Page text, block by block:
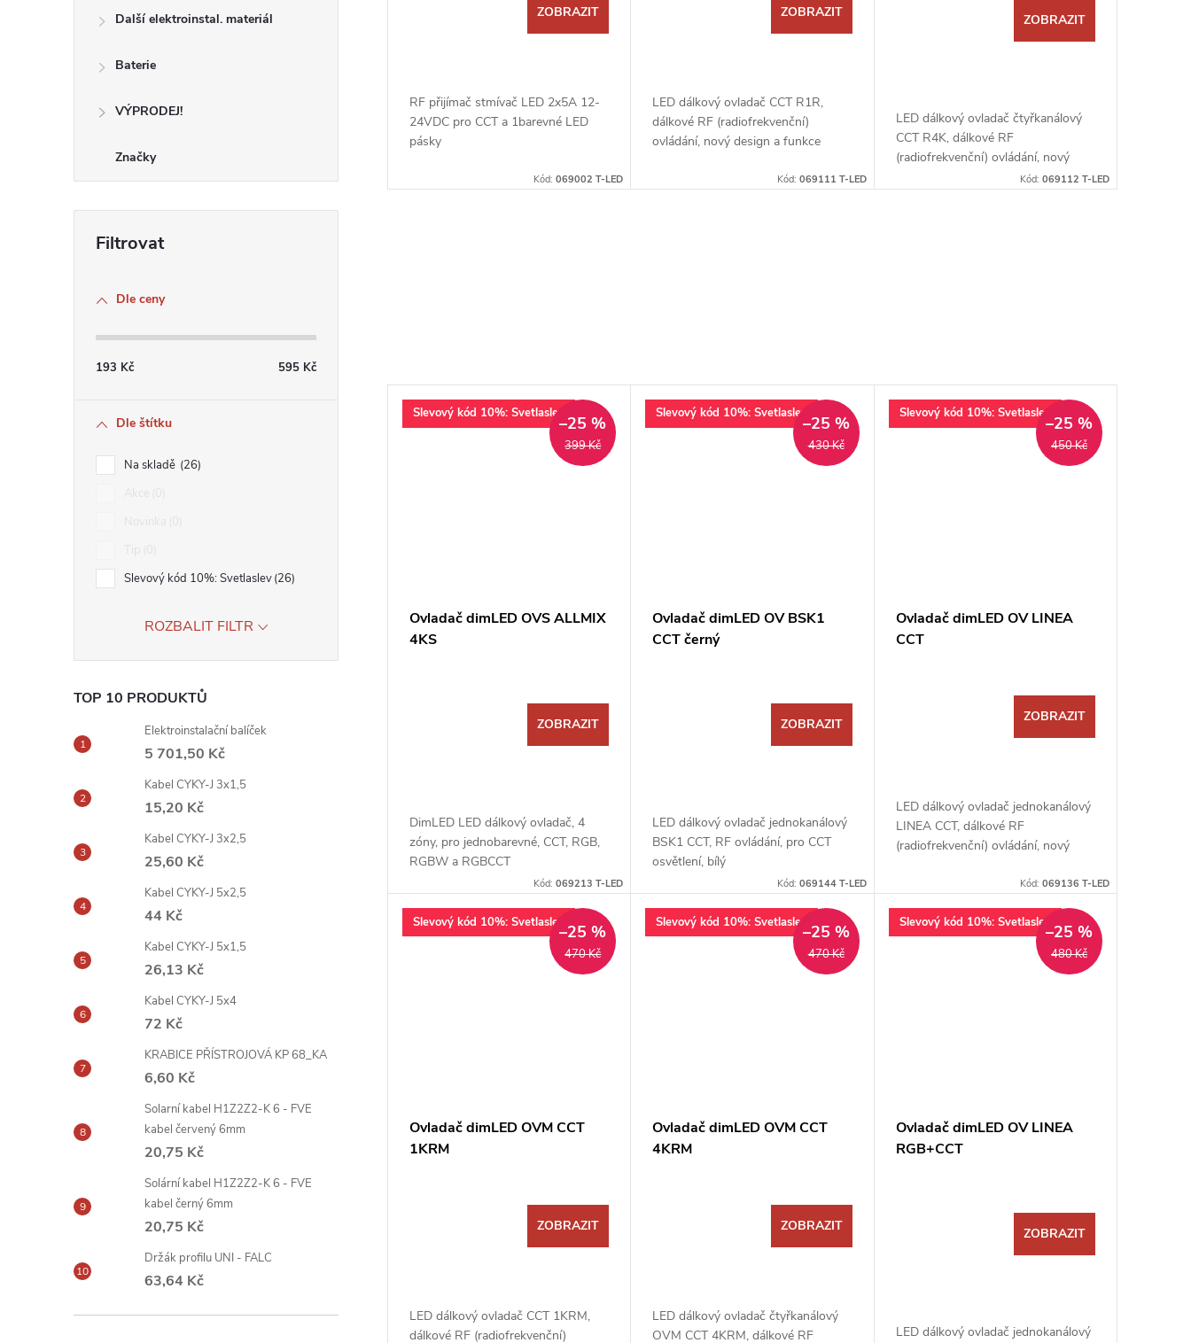
Další elektroinstal. materiál
Baterie
VÝPRODEJ!
Značky
Dle ceny
193 Kč 595 Kč
Dle štítku
Na skladě 26
Slevový kód 10%: Svetlaslev 26
ROZBALIT FILTR
TOP 10 PRODUKTŮ
Elektroinstalační balíček
5 701,50 Kč
Kabel CYKY-J 3x1,5
15,20 Kč
Kabel CYKY-J 3x2,5
25,60 Kč
Kabel CYKY-J 5x2,5
44 Kč
Kabel CYKY-J 5x1,5
26,13 Kč
Kabel CYKY-J 5x4
72 Kč
KRABICE PŘÍSTROJOVÁ KP 68_KA
6,60 Kč
Solarní kabel H1Z2Z2-K 6 - FVE
kabel červený 6mm
20,75 Kč
Solární kabel H1Z2Z2-K 6 - FVE
kabel černý 6mm
20,75 Kč
Držák profilu UNI - FALC
63,64 Kč
ZOBRAZIT
RF přijímač stmívač LED 2x5A 12-
24VDC pro CCT a 1barevné LED
pásky
Kód:069002 T-LED
ZOBRAZIT
LED dálkový ovladač CCT R1R,
dálkové RF (radiofrekvenční)
ovládání, nový design a funkce
Kód: 069111 T-LED
ZOBRAZIT
LED dálkový ovladač čtyřkanálový
CCT R4K, dálkové RF
(radiofrekvenční) ovládání, nový
Kód: 069112 T-LED
Slevový kód 10%: Svetlaslev
399 Kč
–25 %
Ovladač dimLED OVS ALLMIX
4KS
ZOBRAZIT
DimLED LED dálkový ovladač, 4
zóny, pro jednobarevné, CCT, RGB,
RGBW a RGBCCT
Kód:069213 T-LED
Slevový kód 10%: Svetlaslev
430 Kč
–25 %
Ovladač dimLED OV BSK1
CCT černý
ZOBRAZIT
LED dálkový ovladač jednokanálový
BSK1 CCT, RF ovládání, pro CCT
osvětlení, bílý
Kód: 069144 T-LED
Slevový kód 10%: Svetlaslev
450 Kč
–25 %
Ovladač dimLED OV LINEA
CCT
ZOBRAZIT
LED dálkový ovladač jednokanálový
LINEA CCT, dálkové RF
(radiofrekvenční) ovládání, nový
Kód: 069136 T-LED
Slevový kód 10%: Svetlaslev
470 Kč
–25 %
Ovladač dimLED OVM CCT
1KRM
ZOBRAZIT
LED dálkový ovladač CCT 1KRM,
dálkové RF (radiofrekvenční)
Slevový kód 10%: Svetlaslev
470 Kč
–25 %
Ovladač dimLED OVM CCT
4KRM
ZOBRAZIT
LED dálkový ovladač čtyřkanálový
OVM CCT 4KRM, dálkové RF
Slevový kód 10%: Svetlaslev
480 Kč
–25 %
Ovladač dimLED OV LINEA
RGB+CCT
ZOBRAZIT
LED dálkový ovladač jednokanálový